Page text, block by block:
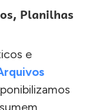
Planilhas
e